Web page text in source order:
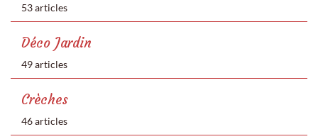
53 articles
Déco Jardin
49 articles
Crèches
46 articles